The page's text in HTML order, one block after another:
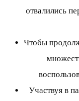
отвалились
Чтобы
Участвуя в